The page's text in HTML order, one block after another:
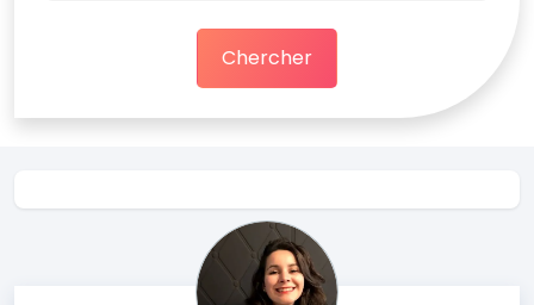
Chercher